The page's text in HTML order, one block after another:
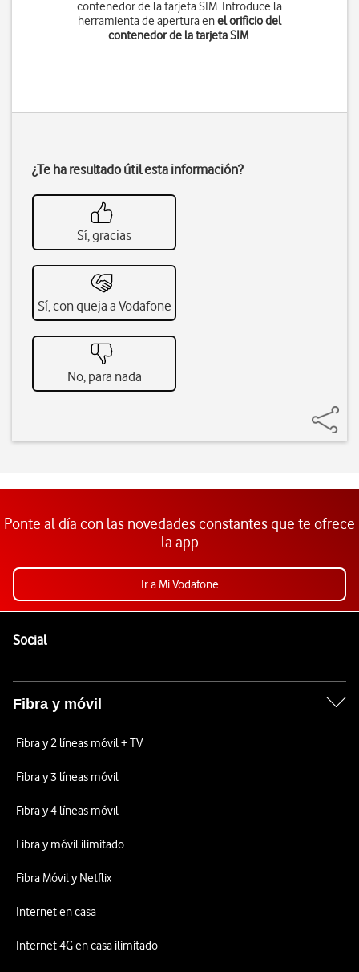
contenedor de la tarjeta SIM. Introduce la
herramienta de apertura enel orificio del
contenedor de la tarjeta SIM.
¿Te ha resultado útil esta información?
Sí, gracias
Sí, con queja a Vodafone
No, para nada
Ponte al día con las novedades constantes que te ofrece
la app
Ir a Mi Vodafone
SocialEnlaces a las redes sociales de Vodafone
Fibra y móvil
Fibra y 2 líneas móvil + TV
Fibra y 3 líneas móvil
Fibra y 4 líneas móvil
Fibra y móvil ilimitado
Fibra Móvil y Netflix
Internet en casa
Internet 4G en casa ilimitado